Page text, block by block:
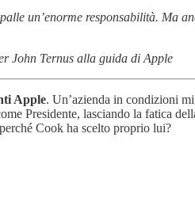
un’enorme responsabilità.
John Ternus alla guida di Apple
Apple. Un’azienda in condizioni
Presidente, lasciando la fatica
Cook ha scelto proprio lui?